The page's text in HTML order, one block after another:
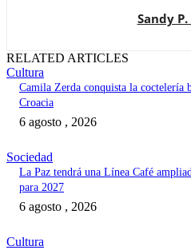
Sandy P.
RELATED ARTICLES
Cultura
Camila Zerda conquista la
Croacia
6 agosto , 2026
Sociedad
La Paz tendrá una Línea Café
para 2027
6 agosto , 2026
Cultura